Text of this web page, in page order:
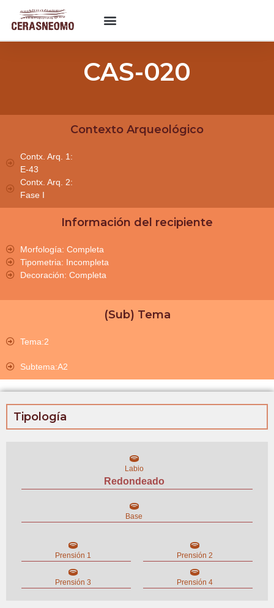
CAS-020
Contexto Arqueológico
Contx. Arq. 1:
E-43
Contx. Arq. 2:
Fase I
Información del recipiente
Morfología: Completa
Tipometria: Incompleta
Decoración: Completa
(Sub) Tema
Tema:2
Subtema:A2
Tipología
Labio
Redondeado
Base
Prensión 1 Prensión 2
Prensión 3 Prensión 4